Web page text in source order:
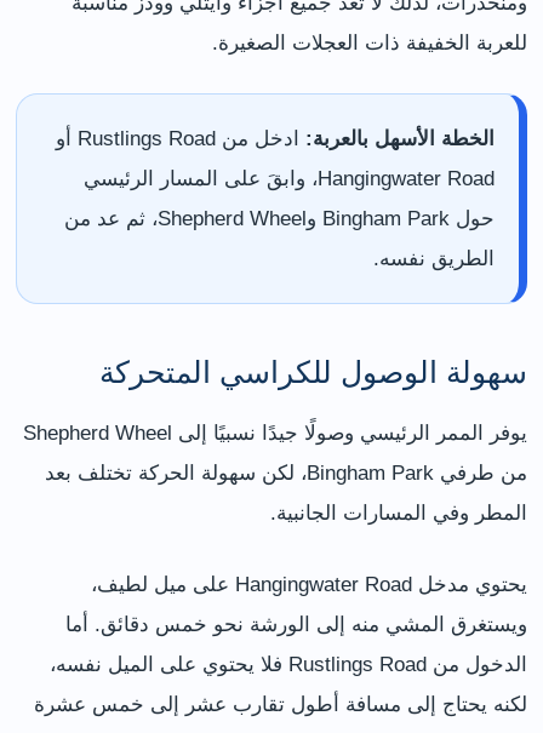
للعربة الخفيفة ذات العجلات الصغيرة.
الخطة الأسهل بالعربة:
ادخل من Rustlings Road أو
Hangingwater Road، وابقَ على المسار الرئيسي
حول Bingham Park وShepherd Wheel، ثم عد من
الطريق نفسه.
سهولة الوصول للكراسي المتحركة
يوفر الممر الرئيسي وصولًا جيدًا نسبيًا إلى Shepherd Wheel
من طرفي Bingham Park، لكن سهولة الحركة تختلف بعد
المطر وفي المسارات الجانبية.
يحتوي مدخل Hangingwater Road على ميل لطيف،
ويستغرق المشي منه إلى الورشة نحو خمس دقائق. أما
الدخول من Rustlings Road فلا يحتوي على الميل نفسه،
لكنه يحتاج إلى مسافة أطول تقارب عشر إلى خمس عشرة